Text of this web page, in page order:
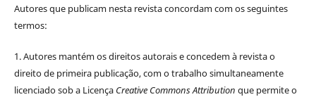
Autores que publicam nesta revista concordam com os seguintes
termos:
1. Autores mantém os direitos autorais e concedem à revista o
direito de primeira publicação, com o trabalho simultaneamente
licenciado sob a Licença Creative Commons Attribution que permite o